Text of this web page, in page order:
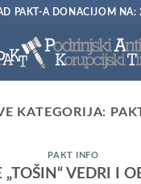
PAKT-A DONACIJOM
KATEGORIJA:
PAKT INFO
„TOŠIN“ VEDRI I